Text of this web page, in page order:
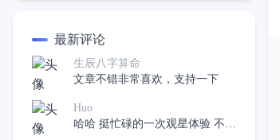
最新评论
生辰八字算命
文章不错非常喜欢，支持一下
Huo
哈哈 挺忙碌的一次观星体验 不过